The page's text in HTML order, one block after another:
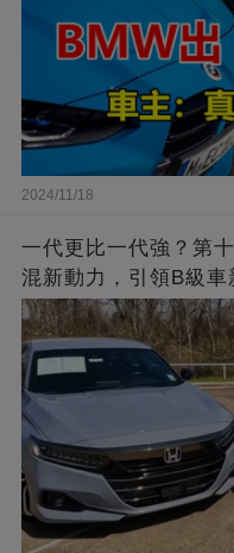
2024/11/18
一代更比一代強？第
混新動力，引領B級車